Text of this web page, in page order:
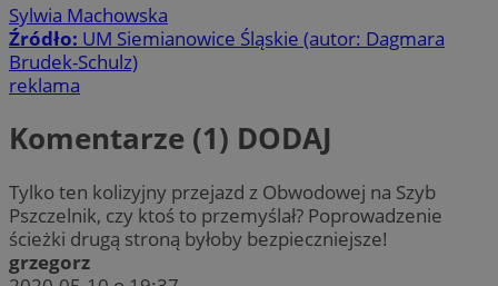
Sylwia Machowska
Źródło: UM Siemianowice Śląskie (autor: Dagmara
Brudek-Schulz)
reklama
Komentarze (1) DODAJ
Tylko ten kolizyjny przejazd z Obwodowej na Szyb
Pszczelnik, czy ktoś to przemyślał? Poprowadzenie
ścieżki drugą stroną byłoby bezpieczniejsze!
grzegorz